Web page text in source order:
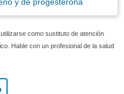
como sustituto de atención
Hable con un profesional de la salud